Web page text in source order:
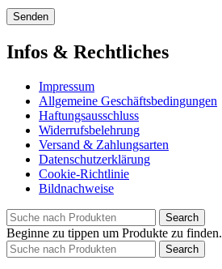
Infos & Rechtliches
Impressum
Allgemeine Geschäftsbedingungen
Haftungsausschluss
Widerrufsbelehrung
Versand & Zahlungsarten
Datenschutzerklärung
Cookie-Richtlinie
Bildnachweise
Search
Beginne zu tippen um Produkte zu finden.
Search